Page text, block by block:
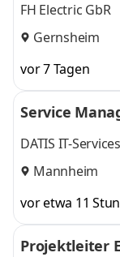
FH Electric GbR
Gernsheim
vor 7 Tagen
Service
DATIS IT-
Mannheim
vor etwa 11
Projektleiter